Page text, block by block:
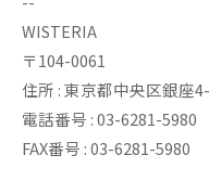
WISTERIA
〒104-0061
住所 : 東京都中央区銀座
電話番号 : 03-6281-5980
FAX番号 : 03-6281-5980